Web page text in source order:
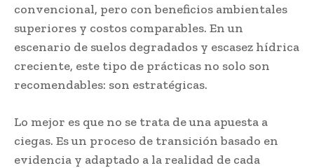
convencional, pero con beneficios ambientales
superiores y costos comparables. En un
escenario de suelos degradados y escasez hídrica
creciente, este tipo de prácticas no solo son
recomendables: son estratégicas.
Lo mejor es que no se trata de una apuesta a
ciegas. Es un proceso de transición basado en
evidencia y adaptado a la realidad de cada